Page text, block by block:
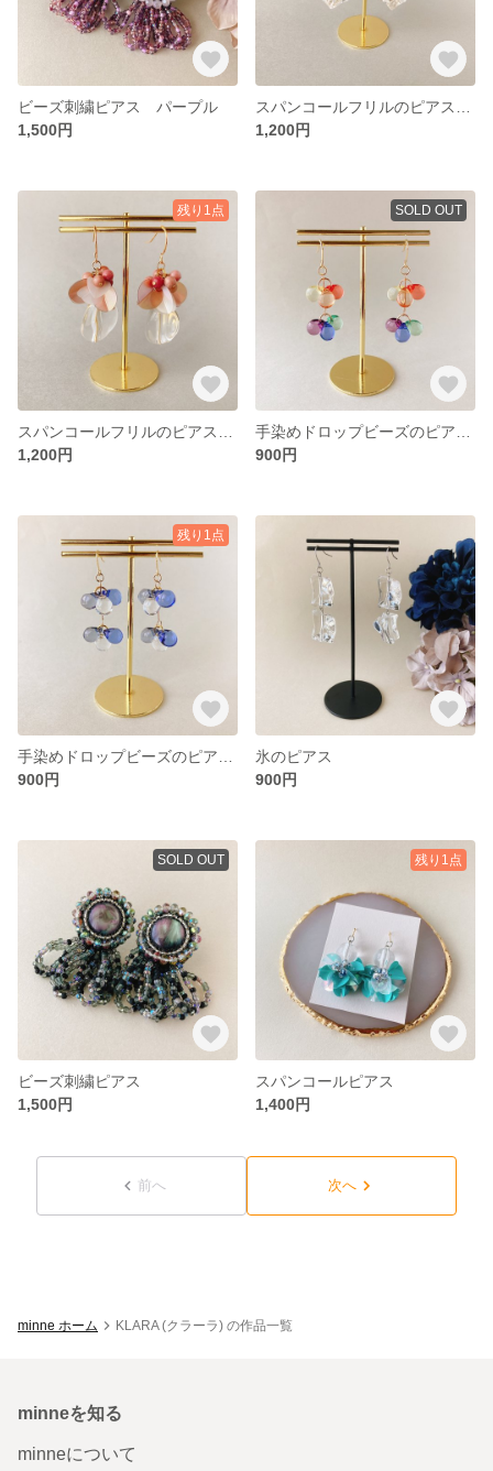
ビーズ刺繍ピアス パープル
1,500円
1,200円
残り1点
1,200円
SOLD OUT
900円
残り1点
900円
氷のピアス
900円
SOLD OUT
ビーズ刺繍ピアス
1,500円
残り1点
スパンコールピアス
1,400円
前へ 次へ
minne ホーム KLARA (クラーラ) の作品一覧
minneを知る
minneについて